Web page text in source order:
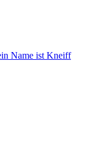
Name ist Kneiff